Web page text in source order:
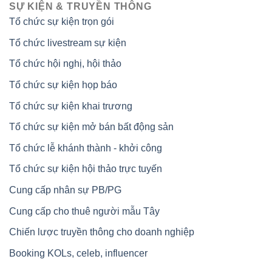
SỰ KIỆN & TRUYỀN THÔNG
Tổ chức sự kiện trọn gói
Tổ chức livestream sự kiện
Tổ chức hội nghị, hội thảo
Tổ chức sự kiện họp báo
Tổ chức sự kiện khai trương
Tổ chức sự kiện mở bán bất động sản
Tổ chức lễ khánh thành - khởi công
Tổ chức sự kiện hội thảo trực tuyến
Cung cấp nhân sự PB/PG
Cung cấp cho thuê người mẫu Tây
Chiến lược truyền thông cho doanh nghiệp
Booking KOLs, celeb, influencer